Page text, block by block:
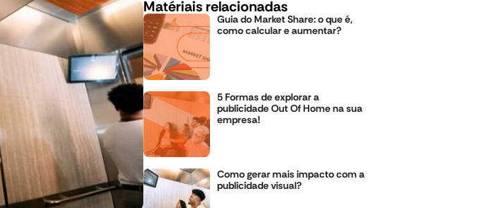
Matériais relacionadas
Guia do Market Share: o que é,
como calcular e aumentar?
5 Formas de explorar a
publicidade Out Of Home na sua
empresa!
Como gerar mais impacto com a
publicidade visual?